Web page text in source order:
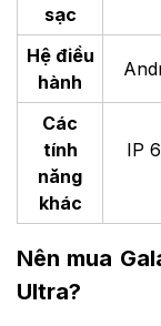
sạc
Hệ điều
hành
Các
tính
năng
khác
IP
Nên mua
Ultra?